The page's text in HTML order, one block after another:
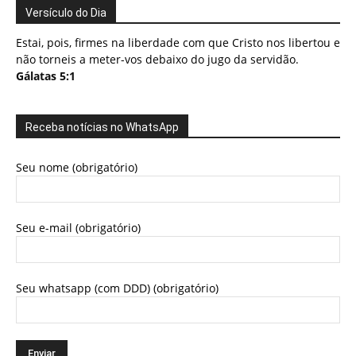
Versículo do Dia
Estai, pois, firmes na liberdade com que Cristo nos libertou e
não torneis a meter-vos debaixo do jugo da servidão.
Gálatas 5:1
Receba notícias no WhatsApp
Seu nome (obrigatório)
Seu e-mail (obrigatório)
Seu whatsapp (com DDD) (obrigatório)